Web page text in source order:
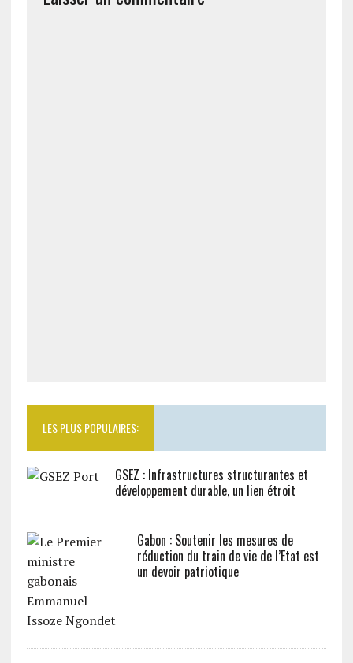
LES PLUS POPULAIRES:
GSEZ : Infrastructures structurantes et
développement durable, un lien étroit
Gabon : Soutenir les mesures de
réduction du train de vie de l’Etat est
un devoir patriotique